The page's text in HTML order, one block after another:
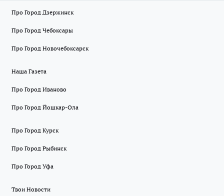
Про Город Дзержинск
Про Город Чебоксары
Про Город Новочебоксарск
Наша Газета
Про Город Иваново
Про Город Йошкар-Ола
Про Город Курск
Про Город Рыбинск
Про Город Уфа
Твои Новости